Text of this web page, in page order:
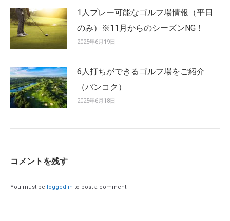
1人プレー可能なゴルフ場情報（平日
のみ）※11月からのシーズンNG！
2025年6月19日
6人打ちができるゴルフ場をご紹介
（バンコク）
2025年6月18日
コメントを残す
You must be logged in to post a comment.